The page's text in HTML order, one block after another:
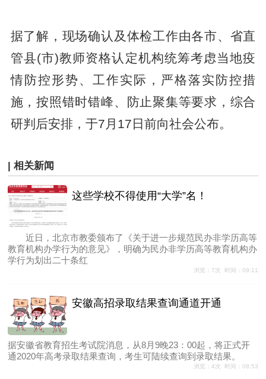
据了解，现场确认及体检工作由各市、省直
管县(市)教师资格认定机构统筹考虑当地疫
情防控形势、工作实际，严格落实防控措
施，按照错时错峰、防止聚集等要求，综合
研判后安排，于7月17日前向社会公布。
| 相关新闻
这些学校不得使用“大学”名！
近日，北京市教委颁布了《关于进一步规范民办非学历高等
教育机构办学行为的意见》，明确为民办非学历高等教育机构办
学行为划出二十条红
浏览：7次 时间：09:11
安徽高招录取结果查询通道开通
据安徽省教育招生考试院消息，从8月9晚23：00起，将正式开
通2020年高考录取结果查询，考生可陆续查询到录取结果。
浏览：4次 时间：08:53